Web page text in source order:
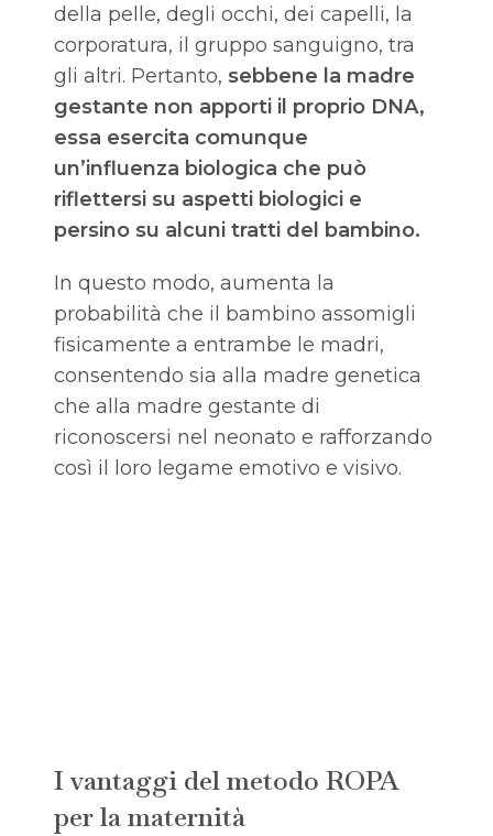
della pelle, degli occhi, dei capelli, la
corporatura, il gruppo sanguigno, tra
gli altri. Pertanto, sebbene la madre
gestante non apporti il proprio DNA,
essa esercita comunque
un’influenza biologica che può
riflettersi su aspetti biologici e
persino su alcuni tratti del bambino.
In questo modo, aumenta la
probabilità che il bambino assomigli
fisicamente a entrambe le madri,
consentendo sia alla madre genetica
che alla madre gestante di
riconoscersi nel neonato e rafforzando
così il loro legame emotivo e visivo.
I vantaggi del metodo ROPA
per la maternità